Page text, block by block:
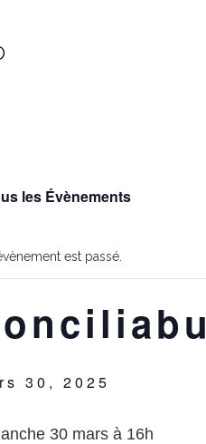
les Évènements
est passé.
30, 2025
30 mars à 16h